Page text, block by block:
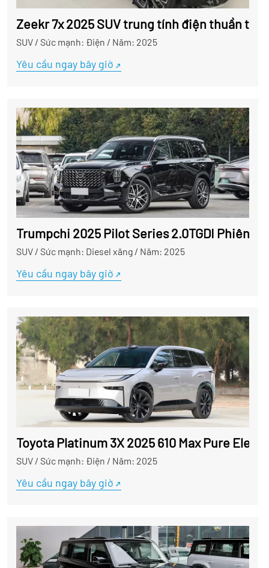
Zeekr 7x 2025 SUV trung tính điện thuần
SUV/ Sức mạnh: Điện / Năm: 2025
Yêu cầu ngay bây giờ
Trumpchi 2025 Pilot Series 2.0TGDI Phiên
SUV/ Sức mạnh: Diesel xăng/ Năm: 2025
Yêu cầu ngay bây giờ
Toyota Platinum 3X 2025 610 Max Pure
SUV/ Sức mạnh: Điện / Năm: 2025
Yêu cầu ngay bây giờ